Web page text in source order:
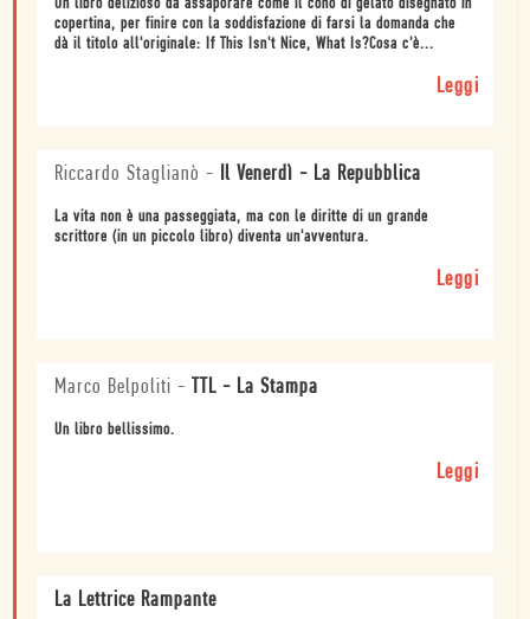
Un libro delizioso da assaporare come il cono di gelato disegnato in
copertina, per finire con la soddisfazione di farsi la domanda che
dà il titolo all'originale: If This Isn't Nice, What Is?Cosa c'è...
Leggi
Riccardo Staglianò - Il Venerdì - La Repubblica
La vita non è una passeggiata, ma con le diritte di un grande
scrittore (in un piccolo libro) diventa un'avventura.
Leggi
Marco Belpoliti - TTL - La Stampa
Un libro bellissimo.
Leggi
La Lettrice Rampante